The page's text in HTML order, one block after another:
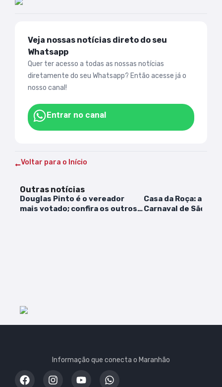
Veja nossas notícias direto do seu
Whatsapp
Quer ter acesso a todas as nossas notícias
diretamente do seu Whatsapp? Então acesse já o
nosso canal!
Entrar no canal
Voltar para o Início
Outras notícias
Douglas Pinto é o vereador
mais votado; confira os outros
Casa da Roça:
Carnaval de São
Informação que conecta o Maranhão